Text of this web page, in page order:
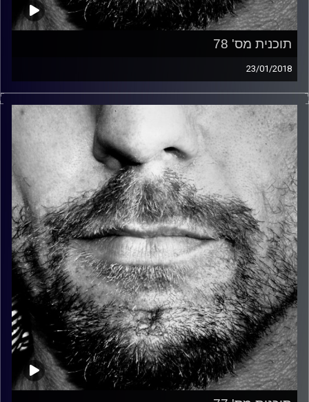
תוכנית מס' 78
23/01/2018
זיפים, מוזיקה מחוספסת של הופעות חיות. הרבה ג'אם, רוק,
בלוז, bluegrass, ג'אז, Fאנק, פרוגרסיב ואפילו אלקטרוניקה.
כל מה שחי, אמיתי ונושם.
עם שמוליק רגב.
קרדיט תמונות: David Goehring